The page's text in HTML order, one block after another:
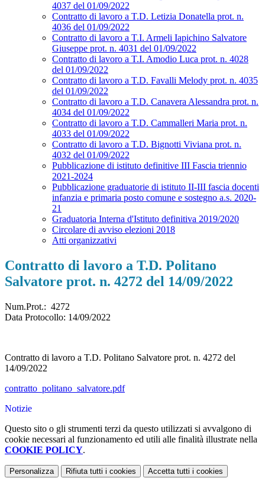
4037 del 01/09/2022
Contratto di lavoro a T.D. Letizia Donatella prot. n.
4036 del 01/09/2022
Contratto di lavoro a T.I. Armeli Iapichino Salvatore
Giuseppe prot. n. 4031 del 01/09/2022
Contratto di lavoro a T.I. Amodio Luca prot. n. 4028
del 01/09/2022
Contratto di lavoro a T.D. Favalli Melody prot. n. 4035
del 01/09/2022
Contratto di lavoro a T.D. Canavera Alessandra prot. n.
4034 del 01/09/2022
Contratto di lavoro a T.D. Cammalleri Maria prot. n.
4033 del 01/09/2022
Contratto di lavoro a T.D. Bignotti Viviana prot. n.
4032 del 01/09/2022
Pubblicazione di istituto definitive III Fascia triennio
2021-2024
Pubblicazione graduatorie di istituto II-III fascia docenti
infanzia e primaria posto comune e sostegno a.s. 2020-
21
Graduatoria Interna d'Istituto definitiva 2019/2020
Circolare di avviso elezioni 2018
Atti organizzativi
Contratto di lavoro a T.D. Politano
Salvatore prot. n. 4272 del 14/09/2022
Num.Prot.: 4272
Data Protocollo: 14/09/2022
Contratto di lavoro a T.D. Politano Salvatore prot. n. 4272 del
14/09/2022
contratto_politano_salvatore.pdf
Notizie
Questo sito o gli strumenti terzi da questo utilizzati si avvalgono di
cookie necessari al funzionamento ed utili alle finalità illustrate nella
COOKIE POLICY.
Personalizza Rifiuta tutti i cookies Accetta tutti i cookies